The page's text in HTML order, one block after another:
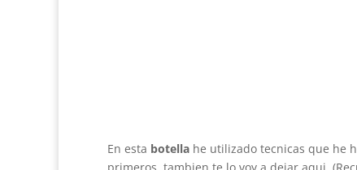
En esta botella he utilizado tecnicas que he